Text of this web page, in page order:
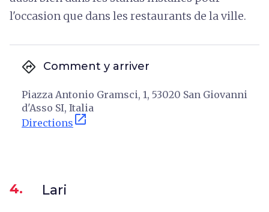
l'occasion que dans les restaurants de la ville.
directions Comment y arriver
Piazza Antonio Gramsci, 1, 53020 San Giovanni
d'Asso SI, Italia
Directions open_in_new
4. Lari